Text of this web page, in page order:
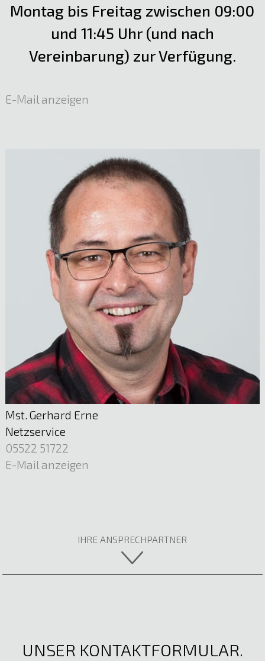
Montag bis Freitag zwischen 09:00
und 11:45 Uhr (und nach
Vereinbarung) zur Verfügung.
E-Mail anzeigen
Mst. Gerhard Erne
Netzservice
05522 51722
E-Mail anzeigen
IHRE ANSPRECHPARTNER
UNSER KONTAKTFORMULAR.